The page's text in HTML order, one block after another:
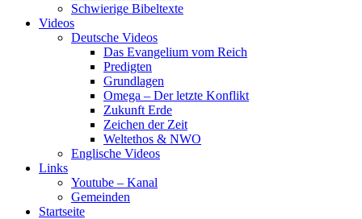
Schwierige Bibeltexte
Videos
Deutsche Videos
Das Evangelium vom Reich
Predigten
Grundlagen
Omega – Der letzte Konflikt
Zukunft Erde
Zeichen der Zeit
Weltethos & NWO
Englische Videos
Links
Youtube – Kanal
Gemeinden
Startseite